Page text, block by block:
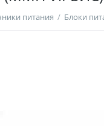
питания / Блоки